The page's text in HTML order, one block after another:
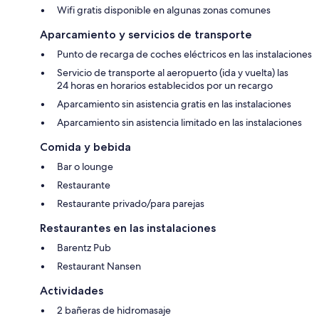
Wifi gratis disponible en algunas zonas comunes
Aparcamiento y servicios de transporte
Punto de recarga de coches eléctricos en las instalaciones
Servicio de transporte al aeropuerto (ida y vuelta) las
24 horas en horarios establecidos por un recargo
Aparcamiento sin asistencia gratis en las instalaciones
Aparcamiento sin asistencia limitado en las instalaciones
Comida y bebida
Bar o lounge
Restaurante
Restaurante privado/para parejas
Restaurantes en las instalaciones
Barentz Pub
Restaurant Nansen
Actividades
2 bañeras de hidromasaje